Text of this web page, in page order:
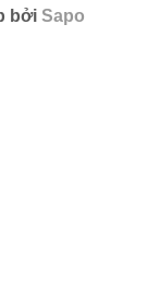
bởi Sapo